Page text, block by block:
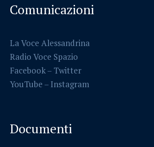
Comunicazioni
La Voce Alessandrina
Radio Voce Spazio
Facebook– Twitter
YouTube – Instagram
Documenti